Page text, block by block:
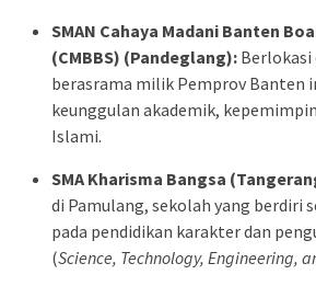
SMAN Cahaya Madani Banten
(CMBBS) (Pandeglang): Berlokasi
berasrama milik Pemprov Banten
keunggulan akademik,
Islami.
SMA Kharisma Bangsa
di Pamulang, sekolah yang berdiri
pada pendidikan karakter dan
(Science, Technology, Engineering,